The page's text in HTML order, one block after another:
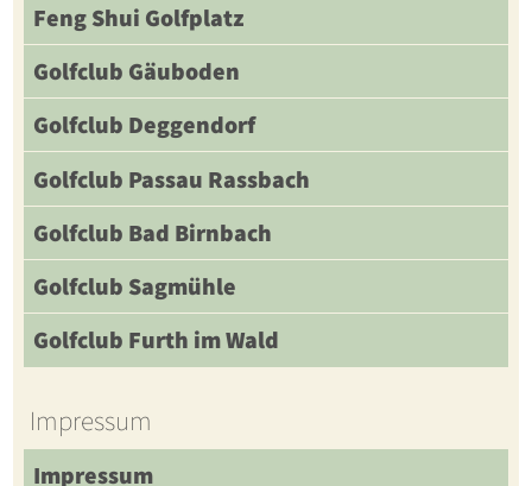
Feng Shui Golfplatz
Golfclub Gäuboden
Golfclub Deggendorf
Golfclub Passau Rassbach
Golfclub Bad Birnbach
Golfclub Sagmühle
Golfclub Furth im Wald
Impressum
Impressum